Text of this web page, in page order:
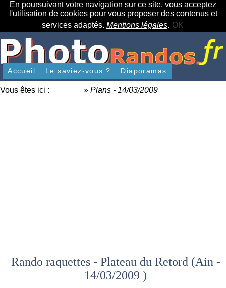
En poursuivant votre navigation sur ce site, vous acceptez
l'utilisation de cookies pour vous proposer des contenus et
services adaptés. Mentions légales. OK
Accueil Le saviez-vous ? Diaporamas
Vous êtes ici : » Plans - 14/03/2009
Rando raquettes - Plateau du Retord (Ain -
14/03/2009 )